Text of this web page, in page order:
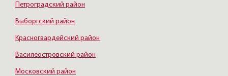
Петроградский район
Выборгский район
Красногвардейский район
Василеостровский район
Московский район